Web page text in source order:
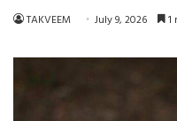
TAKVEEM July 9, 2026 1